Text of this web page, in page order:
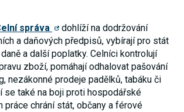
správa
dohlíží na dodržování
a daňových předpisů, vybírají pro stát
a další poplatky. Celníci kontrolují
zboží, pomáhají odhalovat pašování
nezákonné prodeje padělků, tabáku či
se také na boji proti hospodářské
práce chrání stát, občany a férové
identifikace Vaší
osoby, protože jsou
používány pouze
pseudonymizované
údaje. Pokud
nevyjádříte
souhlas, nebudete
příjemcem obsahů
a reklam
přizpůsobených